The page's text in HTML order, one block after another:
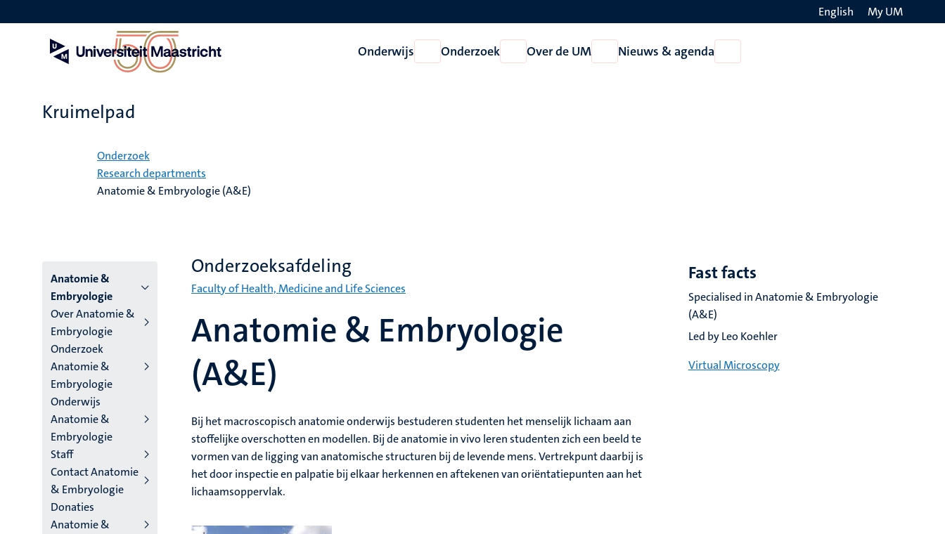
en
English My UM
Onderwijs
Open
Onderwijs
Onderzoek
Open
Onderzoek
Over de UM
Open
Over
Nieuws & agenda
Nieuws
Kruimelpad
Onderzoek
Research departments
Anatomie & Embryologie (A&E)
Menu
instituten
niveau
2/3
Nederlands
(NL)
Anatomie &
Embryologie
Over Anatomie &
Embryologie
Onderzoek
Anatomie &
Embryologie
Onderwijs
Anatomie &
Embryologie
Staff
Contact Anatomie
& Embryologie
Donaties
Anatomie &
Anatomie & Embryologie
(A&E)
Onderzoeksafdeling
Faculty of Health, Medicine and Life Sciences
Bij het macroscopisch anatomie onderwijs bestuderen studenten het menselijk lichaam aan
stoffelijke overschotten en modellen. Bij de anatomie in vivo leren studenten zich een beeld te
vormen van de ligging van anatomische structuren bij de levende mens. Vertrekpunt daarbij is
het door inspectie en palpatie bij elkaar herkennen en aftekenen van oriëntatiepunten aan het
lichaamsoppervlak.
Fast facts
Specialised in Anatomie & Embryologie
(A&E)
Led by Leo Koehler
Virtual Microscopy